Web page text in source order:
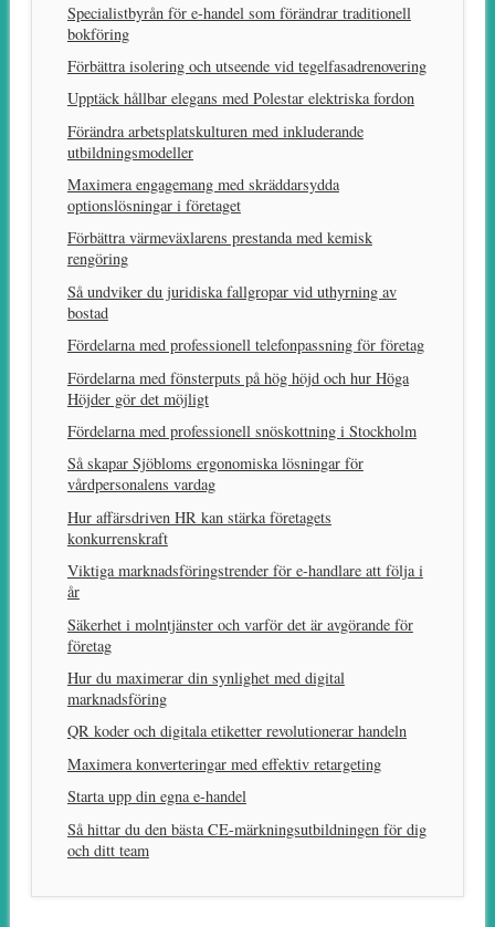
Specialistbyrån för e-handel som förändrar traditionell
bokföring
Förbättra isolering och utseende vid tegelfasadrenovering
Upptäck hållbar elegans med Polestar elektriska fordon
Förändra arbetsplatskulturen med inkluderande
utbildningsmodeller
Maximera engagemang med skräddarsydda
optionslösningar i företaget
Förbättra värmeväxlarens prestanda med kemisk
rengöring
Så undviker du juridiska fallgropar vid uthyrning av
bostad
Fördelarna med professionell telefonpassning för företag
Fördelarna med fönsterputs på hög höjd och hur Höga
Höjder gör det möjligt
Fördelarna med professionell snöskottning i Stockholm
Så skapar Sjöbloms ergonomiska lösningar för
vårdpersonalens vardag
Hur affärsdriven HR kan stärka företagets
konkurrenskraft
Viktiga marknadsföringstrender för e-handlare att följa i
år
Säkerhet i molntjänster och varför det är avgörande för
företag
Hur du maximerar din synlighet med digital
marknadsföring
QR koder och digitala etiketter revolutionerar handeln
Maximera konverteringar med effektiv retargeting
Starta upp din egna e-handel
Så hittar du den bästa CE-märkningsutbildningen för dig
och ditt team